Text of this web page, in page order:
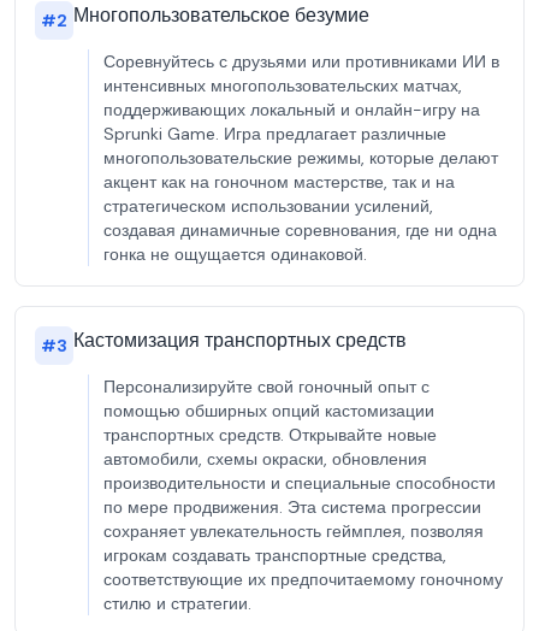
#2 Многопользовательское безумие
Соревнуйтесь с друзьями или противниками ИИ в
интенсивных многопользовательских матчах,
поддерживающих локальный и онлайн-игру на
Sprunki Game. Игра предлагает различные
многопользовательские режимы, которые делают
акцент как на гоночном мастерстве, так и на
стратегическом использовании усилений,
создавая динамичные соревнования, где ни одна
гонка не ощущается одинаковой.
#3 Кастомизация транспортных средств
Персонализируйте свой гоночный опыт с
помощью обширных опций кастомизации
транспортных средств. Открывайте новые
автомобили, схемы окраски, обновления
производительности и специальные способности
по мере продвижения. Эта система прогрессии
сохраняет увлекательность геймплея, позволяя
игрокам создавать транспортные средства,
соответствующие их предпочитаемому гоночному
стилю и стратегии.